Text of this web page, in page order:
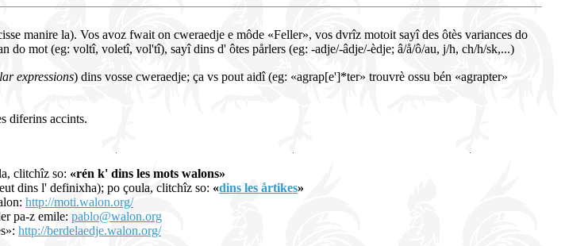
manire la). Vos avoz fwait on cweraedje e môde «Feller», vos dvrîz motoit sayî des ôtès variances do
do mot (eg: voltî, voletî, vol'tî), sayî dins d' ôtes pårlers (eg: -adje/-âdje/-èdje; â/å/ô/au, j/h, ch/h/sk,...)
expressions) dins vosse cweraedje; ça vs pout aidî (eg: «agrap[e']*ter» trouvrè ossu bén «agrapter»
diferins accints.
clitchîz so: «rén k' dins les mots walons»
dins l' definixha); po çoula, clitchîz so: «dins les årtikes»
http://moti.walon.org/
pa-z emile: pablo@walon.org
http://berdelaedje.walon.org/